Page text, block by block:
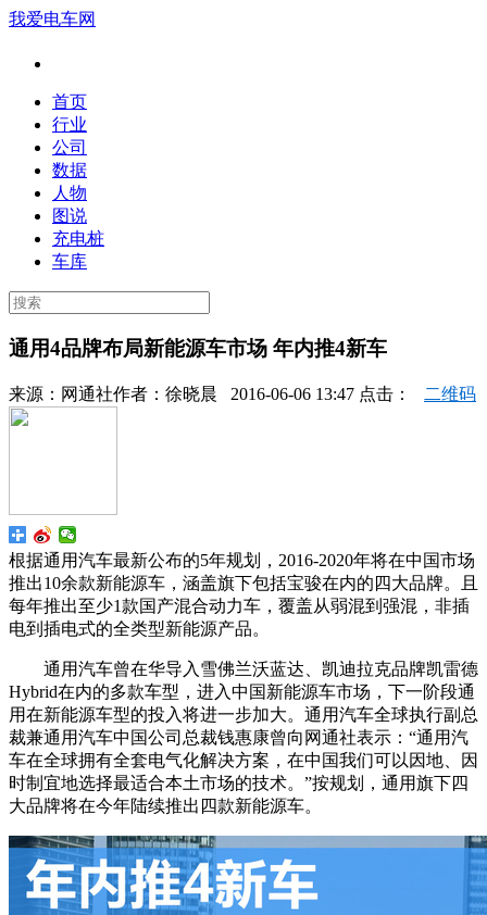
我爱电车网
首页
行业
公司
数据
人物
图说
充电桩
车库
通用4品牌布局新能源车市场 年内推4新车
来源： 网通社作者： 徐晓晨 2016-06-06 13:47 点击： 二维码
根据通用汽车最新公布的5年规划，2016-2020年将在中国市场
推出10余款新能源车，涵盖旗下包括宝骏在内的四大品牌。且
每年推出至少1款国产混合动力车，覆盖从弱混到强混，非插
电到插电式的全类型新能源产品。
通用汽车曾在华导入雪佛兰沃蓝达、凯迪拉克品牌凯雷德
Hybrid在内的多款车型，进入中国新能源车市场，下一阶段通
用在新能源车型的投入将进一步加大。通用汽车全球执行副总
裁兼通用汽车中国公司总裁钱惠康曾向网通社表示：“通用汽
车在全球拥有全套电气化解决方案，在中国我们可以因地、因
时制宜地选择最适合本土市场的技术。”按规划，通用旗下四
大品牌将在今年陆续推出四款新能源车。